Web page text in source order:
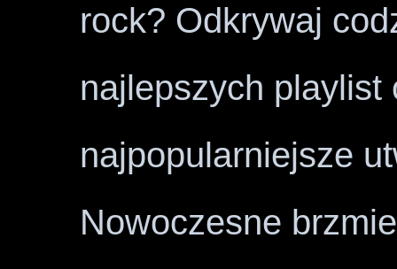
rock? Odkrywaj
najlepszych playlist
najpopularniejsze
Nowoczesne